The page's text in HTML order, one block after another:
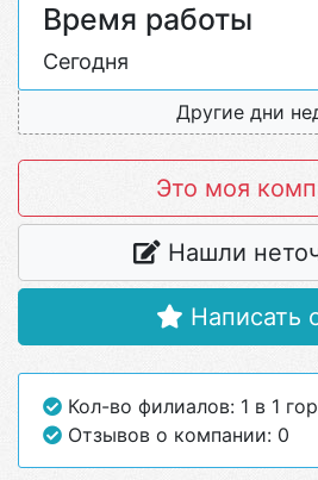
Время работы
Сегодня
Другие дни
Это моя
Нашли
Написать
Кол-во филиалов: 1 в 1
Отзывов о компании: 0